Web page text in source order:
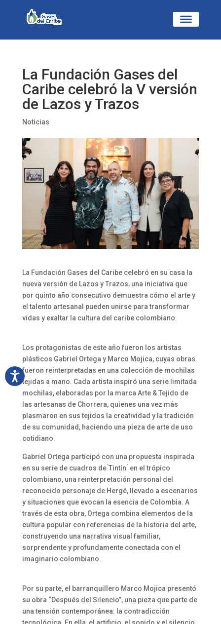
La Fundación Gases del
Caribe celebró la V versión
de Lazos y Trazos
Noticias
La Fundación Gases del Caribe celebró en su casa la
nueva versión de Lazos y Trazos, una iniciativa que
por quinto año consecutivo demuestra cómo el arte y
el talento artesanal pueden unirse para transformar
vidas y exaltar la cultura del caribe colombiano.
Los protagonistas de este año fueron los artistas
plásticos Gabriel Ortega y Marco Mojica, cuyas obras
fueron reinterpretadas en una colección de mochilas
tejidas a mano. Cada artista inspiró una serie limitada
mochilas, elaboradas por la marca Arte & Tejido de
las artesanas de Chorrera, quienes una vez más
plasmaron en sus tejidos la creatividad y la tradición
de su comunidad, haciendo una pieza de arte de uso
cotidiano.
Gabriel Ortega participó con una propuesta inspirada
en su serie de cuadros de ́Tintín ́ en el trópico
colombiano, una reinterpretación personal del
reconocido personaje de Hergé, llevado a escenarios
y situaciones que evocan la esencia de Colombia. A
través de esta obra, Ortega combina elementos de la
cultura popular con referencias de la historia del arte,
construyendo una narrativa visual familiar,
sorprendente y profundamente conectada con el
imaginario colombiano.
Por su parte, el barranquillero Marco Mojica presentó
su obra “Después del Silencio”, una pieza que parte de
una tensión contemporánea: la contradicción